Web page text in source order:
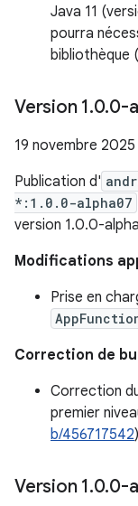
Java 11
pourra
bibliothèque (
Version 1.0.0-
19 novembre 2025
Publication d'
*:1.0.0-alpha07
version 1.0.0-
Modifications
Prise en
Correction de
Correction
premier
b/456717542)
Version 1.0.0-